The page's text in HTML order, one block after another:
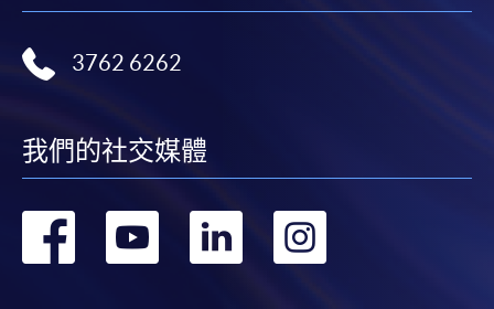
3762 6262
我們的社交媒體
轉 轉 轉 轉